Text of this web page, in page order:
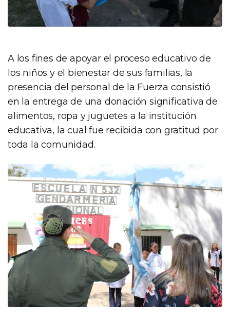
A los fines de apoyar el proceso educativo de
los niños y el bienestar de sus familias, la
presencia del personal de la Fuerza consistió
en la entrega de una donación significativa de
alimentos, ropa y juguetes a la institución
educativa, la cual fue recibida con gratitud por
toda la comunidad.